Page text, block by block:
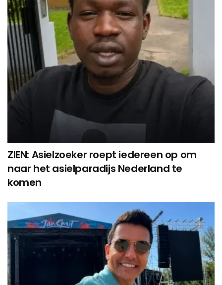
ZIEN: Asielzoeker roept iedereen op om
naar het asielparadijs Nederland te
komen